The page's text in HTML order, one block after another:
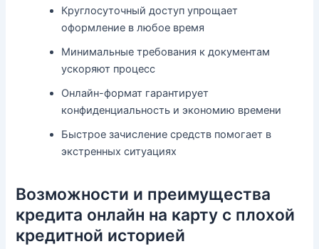
Круглосуточный доступ упрощает
оформление в любое время
Минимальные требования к документам
ускоряют процесс
Онлайн-формат гарантирует
конфиденциальность и экономию времени
Быстрое зачисление средств помогает в
экстренных ситуациях
Возможности и преимущества
кредита онлайн на карту с плохой
кредитной историей